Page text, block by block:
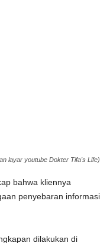
layar youtube Dokter Tifa's Life)
bahwa kliennya
penyebaran informasi
dilakukan di